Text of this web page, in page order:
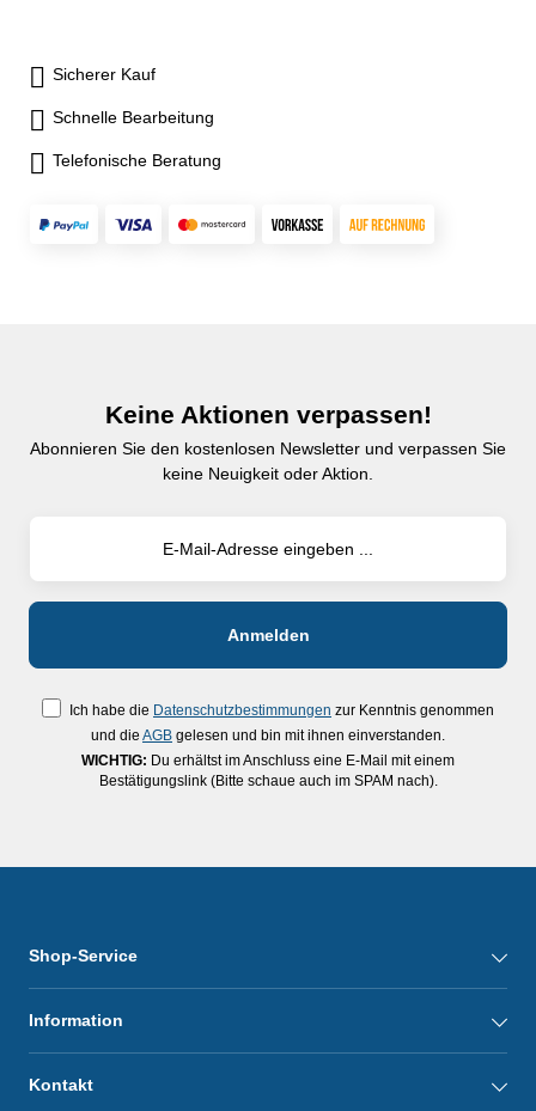
Sicherer Kauf
Schnelle Bearbeitung
Telefonische Beratung
Keine Aktionen verpassen!
Abonnieren Sie den kostenlosen Newsletter und verpassen Sie
keine Neuigkeit oder Aktion.
Ich habe die Datenschutzbestimmungen zur Kenntnis genommen
und die AGB gelesen und bin mit ihnen einverstanden.
WICHTIG: Du erhältst im Anschluss eine E-Mail mit einem
Bestätigungslink (Bitte schaue auch im SPAM nach).
Shop-Service
Information
Kontakt